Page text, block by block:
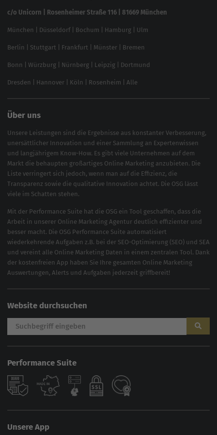
Linkbuilding 2025
Local SEO
SEO für Online Shops
Brand Monitoring 2025
c/o Unicorn | Rosenheimer Straße 116 | 81669 München
München Düsseldorf| Bochum Hamburg Ulm
Berlin Stuttgart Frankfurt Münster Bremen
Bonn Würzburg Nürnberg Leipzig Dortmund
Dresden Hannover Köln Rosenheim Alle
Über uns
Unsere Leistungen sind die Ergebnisse aus konstanter Verbesserung,
unersättlicher Innovation und einer Sammlung an Expertenwissen
und langjährigem Know-How. Es gibt viele Unternehmen auf dem
Markt die behaupten großartiges Online Marketing anzubieten. Die
Liste verringert sich jedoch, wenn man auf die Effizienz, die
Transparenz sowie die qualitative Innovation achtet. Die OSG lässt
viele im Schatten stehen.
Mit der Performance Suite hat die OSG ein Tool geschaffen, dass die
Arbeit in unserer Online Marketing Agentur deutlich effizienter und
besser macht. Die OSG Performance Suite automatisiert
wiederkehrende Aufgaben z.B. bei der SEO-Optimierung (SEO) und SEA
und vereint alle Online Marketing Daten in einem zentralen Tool. Dank
der kostenfreien App haben Sie Ihre gesamten Online Marketing
Auswertungen, Alerts und Aufgaben jederzeit griffbereit!
Website durchsuchen
Performance Suite
Unsere App